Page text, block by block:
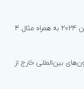
شامل مروری بر 23 فصل از کتاب بکمن 2024 به همراه مثال 4
بین‌المللی خارج از